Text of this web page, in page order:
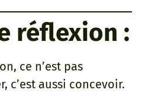
réflexion :
ce n’est pas
c’est aussi concevoir.